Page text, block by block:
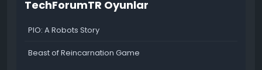
TechForumTR Oyunlar
PIO: A Robots Story
Beast of Reincarnation Game